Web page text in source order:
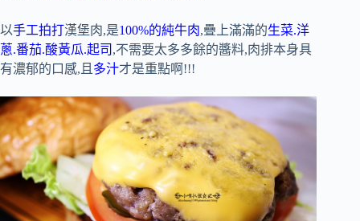
以手工拍打漢堡肉,是100%的純牛肉,疊上滿滿的生菜.洋
蔥.番茄.酸黃瓜.起司 ,不需要太多多餘的醬料,肉排本身具
有濃郁的口感,且多汁才是重點啊!!!